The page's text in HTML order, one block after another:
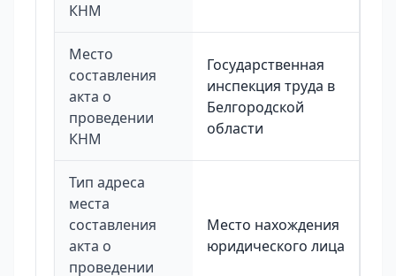
КНМ
Место
составления
акта о
проведении
КНМ
Государственная
инспекция труда в
Белгородской
области
Тип адреса
места
составления
акта о
проведении
Место нахождения
юридического лица